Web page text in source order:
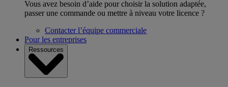
Vous avez besoin d’aide pour choisir la solution adaptée,
passer une commande ou mettre à niveau votre licence ?
Contacter l’équipe commerciale
Pour les entreprises
Ressources